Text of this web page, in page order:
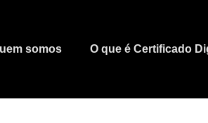
somos O que é Certificado